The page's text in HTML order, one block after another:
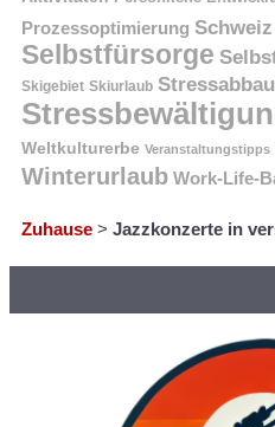
Prozessoptimierung Schweiz
Selbstfürsorge
Skigebiet Skiurlaub Stressabbau
Weltkulturerbe Veranstaltungstipps
Winterurlaub Work-Life-
Zuhause > Jazzkonzerte in